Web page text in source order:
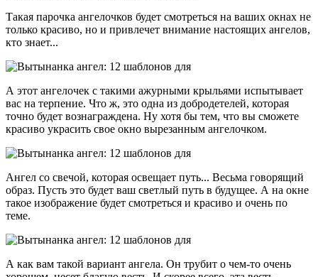
Такая парочка ангелочков будет смотреться на ваших окнах не
только красиво, но и привлечет внимание настоящих ангелов,
кто знает...
А этот ангелочек с такими ажурными крыльями испытывает
вас на терпение. Что ж, это одна из добродетелей, которая
точно будет вознаграждена. Ну хотя бы тем, что вы сможете
красиво украсить свое окно вырезанным ангелочком.
Ангел со свечой, которая освещает путь... Весьма говорящий
образ. Пусть это будет ваш светлый путь в будущее. А на окне
такое изображение будет смотреться и красиво и очень по
теме.
А как вам такой вариант ангела. Он трубит о чем-то очень